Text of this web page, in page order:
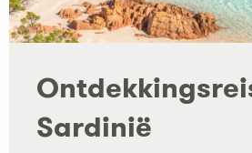
Sardinië